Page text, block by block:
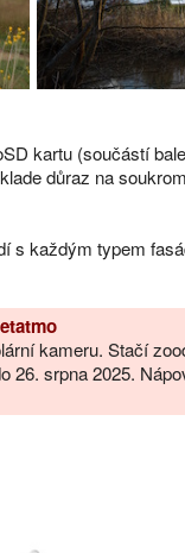
kartu (součástí
důraz na
s každým typem
kameru. Stačí
26. srpna 2025.